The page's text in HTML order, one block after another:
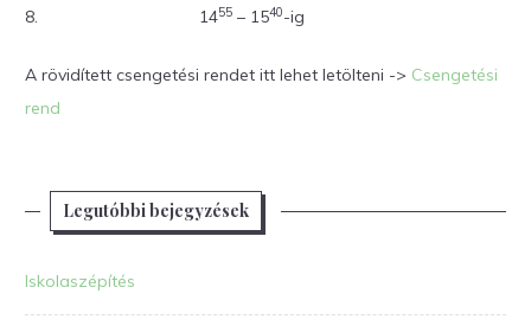
8.
1455 – 1540-ig
A rövidített csengetési rendet itt lehet letölteni -> Csengetési
rend
Legutóbbi bejegyzések
Iskolaszépítés